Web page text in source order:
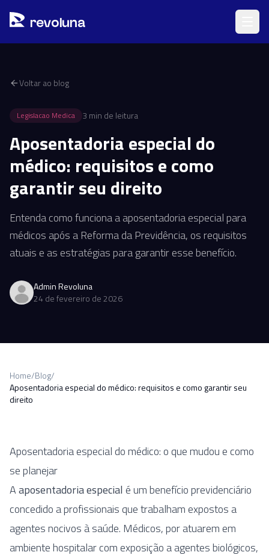
revoluna
Voltar ao blog
Legislacao Medica 3 min de leitura
Aposentadoria especial do
médico: requisitos e como
garantir seu direito
Entenda como funciona a aposentadoria especial para
médicos após a Reforma da Previdência, os requisitos
atuais e as estratégias para garantir esse benefício.
Admin Revoluna
24 de fevereiro de 2026
Home/Blog/
Aposentadoria especial do médico: requisitos e como garantir seu
direito
Aposentadoria especial do médico: o que mudou e como
se planejar
Aaposentadoria especial é um benefício previdenciário
concedido a profissionais que trabalham expostos a
agentes nocivos à saúde. Médicos, por atuarem em
ambiente hospitalar com exposição a agentes biológicos,